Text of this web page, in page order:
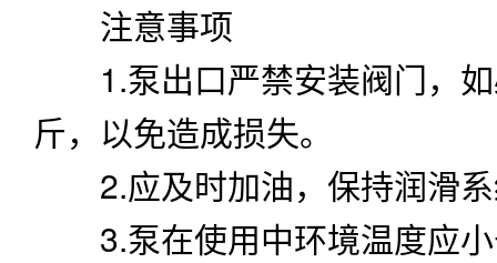
注意事项
1.泵出口严禁安装阀门，如
斤，以免造成损失。
2.应及时加油，保持润滑系
3.泵在使用中环境温度应